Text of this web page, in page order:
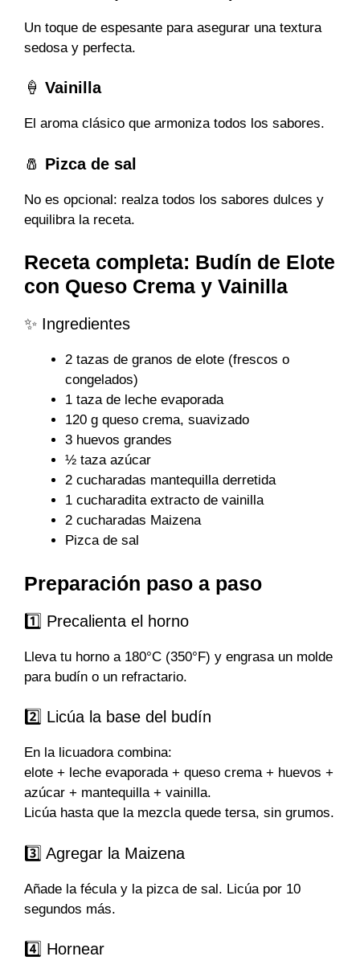
Un toque de espesante para asegurar una textura
sedosa y perfecta.
🍦 Vainilla
El aroma clásico que armoniza todos los sabores.
🧂 Pizca de sal
No es opcional: realza todos los sabores dulces y
equilibra la receta.
Receta completa: Budín de Elote
con Queso Crema y Vainilla
✨ Ingredientes
2 tazas de granos de elote (frescos o
congelados)
1 taza de leche evaporada
120 g queso crema, suavizado
3 huevos grandes
½ taza azúcar
2 cucharadas mantequilla derretida
1 cucharadita extracto de vainilla
2 cucharadas Maizena
Pizca de sal
Preparación paso a paso
1️⃣ Precalienta el horno
Lleva tu horno a 180°C (350°F) y engrasa un molde
para budín o un refractario.
2️⃣ Licúa la base del budín
En la licuadora combina:
elote + leche evaporada + queso crema + huevos +
azúcar + mantequilla + vainilla.
Licúa hasta que la mezcla quede tersa, sin grumos.
3️⃣ Agregar la Maizena
Añade la fécula y la pizca de sal. Licúa por 10
segundos más.
4️⃣ Hornear